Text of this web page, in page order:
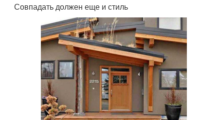
Совпадать должен еще и стиль